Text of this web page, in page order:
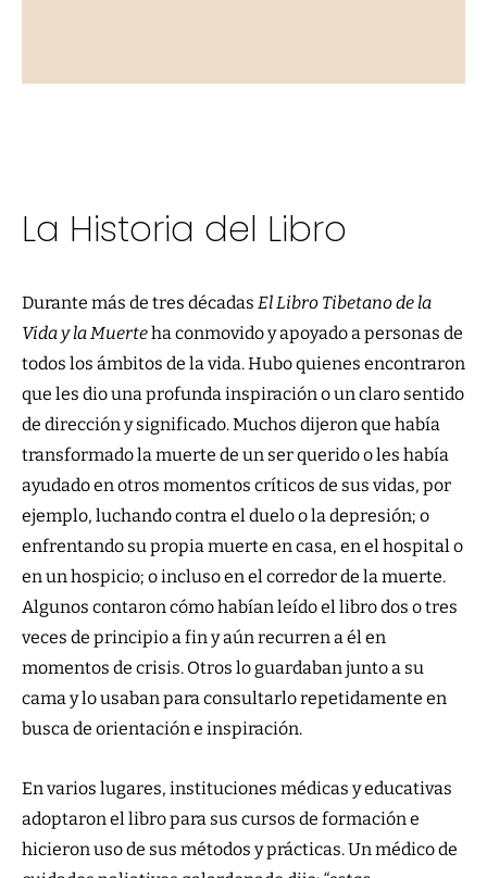
La Historia del Libro
Durante más de tres décadas El Libro Tibetano de la
Vida y la Muerteha conmovido y apoyado a personas de
todos los ámbitos de la vida. Hubo quienes encontraron
que les dio una profunda inspiración o un claro sentido
de dirección y significado. Muchos dijeron que había
transformado la muerte de un ser querido o les había
ayudado en otros momentos críticos de sus vidas, por
ejemplo, luchando contra el duelo o la depresión; o
enfrentando su propia muerte en casa, en el hospital o
en un hospicio; o incluso en el corredor de la muerte.
Algunos contaron cómo habían leído el libro dos o tres
veces de principio a fin y aún recurren a él en
momentos de crisis. Otros lo guardaban junto a su
cama y lo usaban para consultarlo repetidamente en
busca de orientación e inspiración.
En varios lugares, instituciones médicas y educativas
adoptaron el libro para sus cursos de formación e
hicieron uso de sus métodos y prácticas. Un médico de